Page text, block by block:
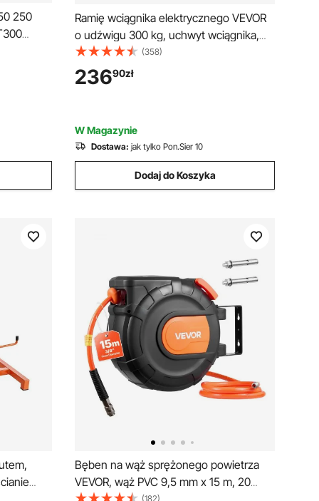
250
mm
Ramię wciągnika elektrycznego VEVOR
o udźwigu 300 kg, uchwyt wciągnika,
ramię obrotowe z prętem, stalowa rama
wciągnika, obrotowy 180°, ramię
wciągnika rusztowania, ramię wciągnika
(358)
23690zł
W Magazynie
Dostawa: jak tylko Pon.Sier 10
Dodaj do Koszyka
Bęben na wąż sprężonego powietrza
VEVOR, wąż PVC 9,5 mm x 15 m, 20
(182)